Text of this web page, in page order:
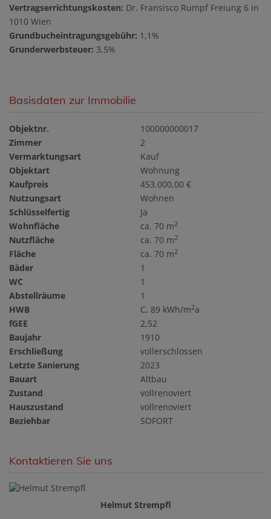
Vertragserrichtungskosten: Dr. Fransisco Rumpf Freiung 6 in
1010 Wien
Grundbucheintragungsgebühr: 1,1%
Grunderwerbsteuer: 3,5%
Basisdaten zur Immobilie
Objektnr.
100000000017
Zimmer
2
Vermarktungsart
Kauf
Objektart
Wohnung
Kaufpreis
453.000,00 €
Nutzungsart
Wohnen
Schlüsselfertig
Ja
Wohnfläche
ca. 70 m2
Nutzfläche ca. 70 m2
Fläche ca. 70 m2
Bäder
1
WC
1
Abstellräume
1
HWB
C, 89 kWh/m2a
fGEE
2,52
Baujahr
1910
Erschließung
vollerschlossen
Letzte Sanierung
2023
Bauart
Altbau
Zustand
vollrenoviert
Hauszustand
vollrenoviert
Beziehbar
SOFORT
Kontaktieren Sie uns
Helmut Strempfl